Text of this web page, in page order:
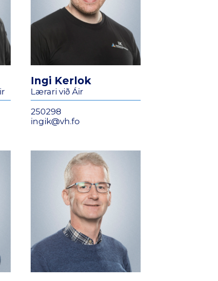
Ingi Kerlok
Lærari við Áir
250298
ingik@vh.fo